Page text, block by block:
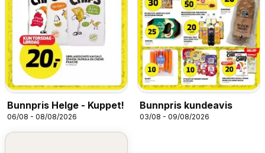
Bunnpris Helge - Kuppet!
06/08 - 08/08/2026
Bunnpris kundeavis
03/08 - 09/08/2026